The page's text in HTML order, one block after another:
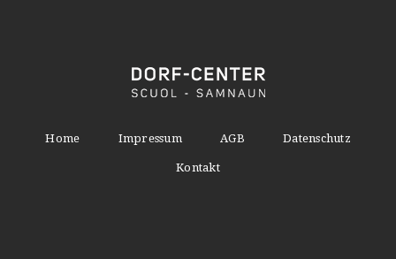
Home Impressum AGB Datenschutz
Kontakt